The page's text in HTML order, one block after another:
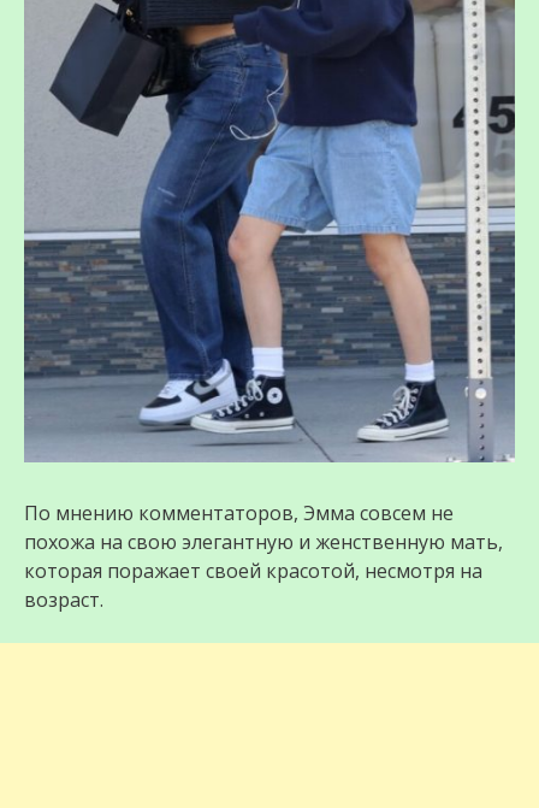
По мнению комментаторов, Эмма совсем не
похожа на свою элегантную и женственную мать,
которая поражает своей красотой, несмотря на
возраст.